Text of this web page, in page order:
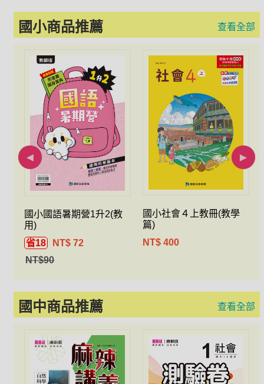
國小商品推薦 查看全部
國小國語暑期營1升2(教
用)
省18
NT$ 72
NT$90
國小社會４上教冊(教學
篇)
NT$ 400
國中商品推薦 查看全部